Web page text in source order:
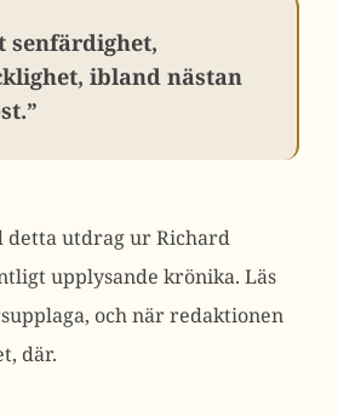
senfärdighet,
ibland nästan
detta utdrag ur Richard
upplysande krönika. Läs
och när redaktionen
där.